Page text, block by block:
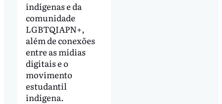
indígenas e da
comunidade
LGBTQIAPN+,
além de conexões
entre as mídias
digitais e o
movimento
estudantil
indígena.